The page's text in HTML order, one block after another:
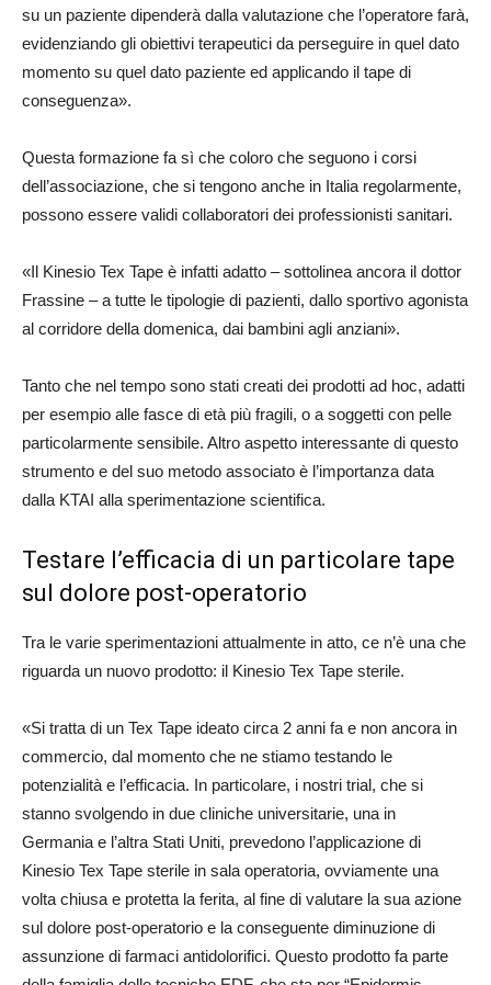
su un paziente dipenderà dalla valutazione che l’operatore farà,
evidenziando gli obiettivi terapeutici da perseguire in quel dato
momento su quel dato paziente ed applicando il tape di
conseguenza».
Questa formazione fa sì che coloro che seguono i corsi
dell’associazione, che si tengono anche in Italia regolarmente,
possono essere validi collaboratori dei professionisti sanitari.
«Il Kinesio Tex Tape è infatti adatto – sottolinea ancora il dottor
Frassine – a tutte le tipologie di pazienti, dallo sportivo agonista
al corridore della domenica, dai bambini agli anziani».
Tanto che nel tempo sono stati creati dei prodotti ad hoc, adatti
per esempio alle fasce di età più fragili, o a soggetti con pelle
particolarmente sensibile. Altro aspetto interessante di questo
strumento e del suo metodo associato è l’importanza data
dalla KTAI alla sperimentazione scientifica.
Testare l’efficacia di un particolare tape
sul dolore post-operatorio
Tra le varie sperimentazioni attualmente in atto, ce n’è una che
riguarda un nuovo prodotto: il Kinesio Tex Tape sterile.
«Si tratta di un Tex Tape ideato circa 2 anni fa e non ancora in
commercio, dal momento che ne stiamo testando le
potenzialità e l’efficacia. In particolare, i nostri trial, che si
stanno svolgendo in due cliniche universitarie, una in
Germania e l’altra Stati Uniti, prevedono l’applicazione di
Kinesio Tex Tape sterile in sala operatoria, ovviamente una
volta chiusa e protetta la ferita, al fine di valutare la sua azione
sul dolore post-operatorio e la conseguente diminuzione di
assunzione di farmaci antidolorifici. Questo prodotto fa parte